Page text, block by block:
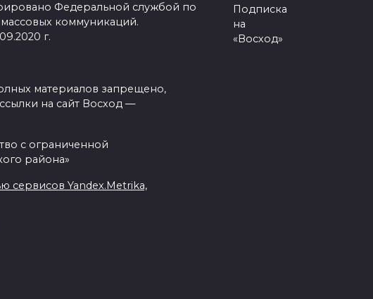
Федеральной службой по
коммуникаций.
г.
материалов запрещено,
на сайт Восход —
с ограниченной
района»
сервисов Yandex.Metrika,
Подписка
на
«Восход»